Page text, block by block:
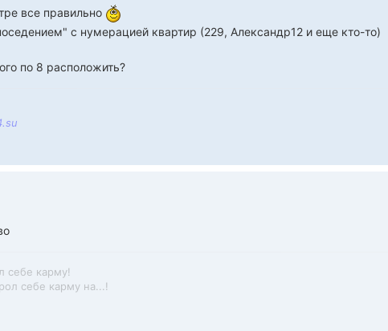
все правильно
с нумерацией квартир (229, Александр12 и еще кто-то)
по 8 расположить?
себе карму!
себе карму на...!